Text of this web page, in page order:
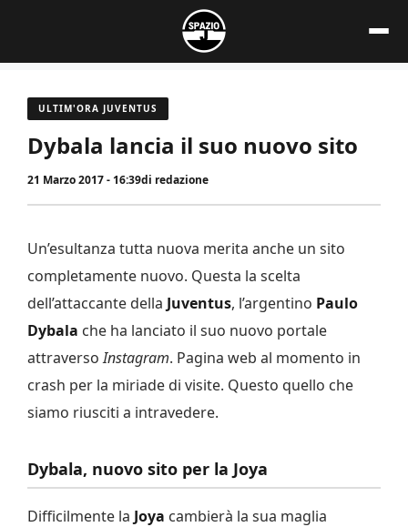
contenuto
ULTIM'ORA JUVENTUS
Dybala lancia il suo nuovo sito
21 Marzo 2017 - 16:39di redazione
Un’esultanza tutta nuova merita anche un sito
completamente nuovo. Questa la scelta
dell’attaccante della Juventus, l’argentino Paulo
Dybala che ha lanciato il suo nuovo portale
attraversoInstagram. Pagina web al momento in
crash per la miriade di visite. Questo quello che
siamo riusciti a intravedere.
Dybala, nuovo sito per la Joya
Difficilmente la Joya cambierà la sua maglia